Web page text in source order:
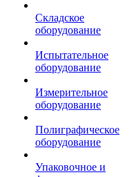
Складское
оборудование
Испытательное
оборудование
Измерительное
оборудование
Полиграфическое
оборудование
Упаковочное и